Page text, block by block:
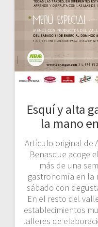
Esquí y alta
la mano
Artículo original de
Benasque acoge
más de una
gastronomía en la
sábado con
En el resto del
establecimientos
talleres de